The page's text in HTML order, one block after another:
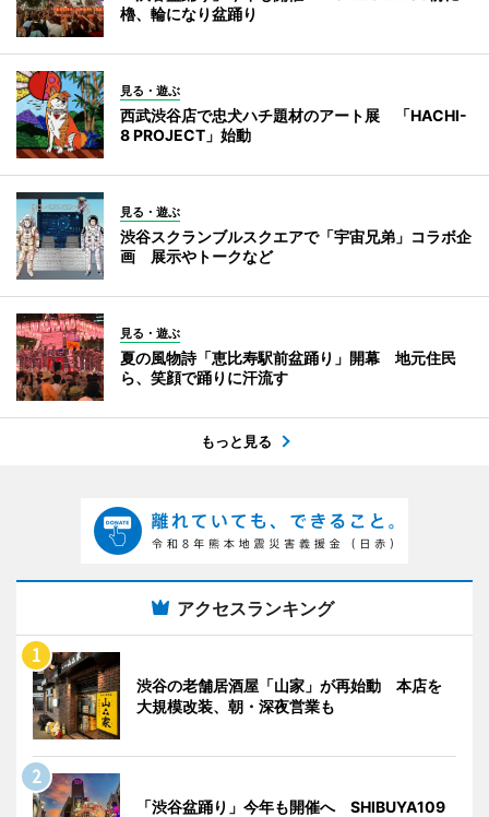
櫓、輪になり盆踊り
見る・遊ぶ
西武渋谷店で忠犬ハチ題材のアート展 「HACHI-
8 PROJECT」始動
見る・遊ぶ
渋谷スクランブルスクエアで「宇宙兄弟」コラボ企
画 展示やトークなど
見る・遊ぶ
夏の風物詩「恵比寿駅前盆踊り」開幕 地元住民
ら、笑顔で踊りに汗流す
もっと見る
アクセスランキング
渋谷の老舗居酒屋「山家」が再始動 本店を
大規模改装、朝・深夜営業も
「渋谷盆踊り」今年も開催へ SHIBUYA109